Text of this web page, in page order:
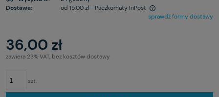
Dostawa:
od 15,00 zł- Paczkomaty InPost
sprawdź formy dostawy
36,00 zł
zawiera 23% VAT, bez kosztów dostawy
szt.